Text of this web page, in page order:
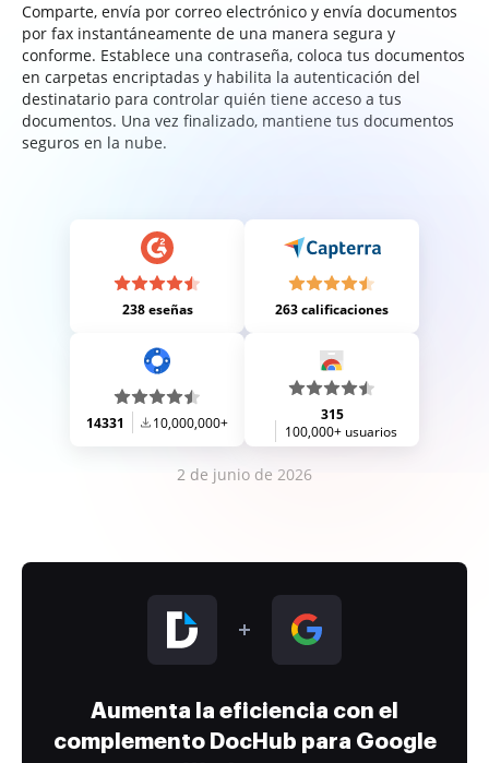
Comparte, envía por correo electrónico y envía documentos
por fax instantáneamente de una manera segura y
conforme. Establece una contraseña, coloca tus documentos
en carpetas encriptadas y habilita la autenticación del
destinatario para controlar quién tiene acceso a tus
documentos. Una vez finalizado, mantiene tus documentos
seguros en la nube.
238 eseñas 263 calificaciones
14331 10,000,000+
315
100,000+ usuarios
2 de junio de 2026
Aumenta la eficiencia con el
complemento DocHub para Google